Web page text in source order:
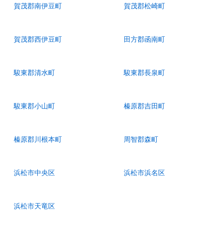
賀茂郡南伊豆町 賀茂郡松崎町
賀茂郡西伊豆町 田方郡函南町
駿東郡清水町 駿東郡長泉町
駿東郡小山町 榛原郡吉田町
榛原郡川根本町 周智郡森町
浜松市中央区 浜松市浜名区
浜松市天竜区